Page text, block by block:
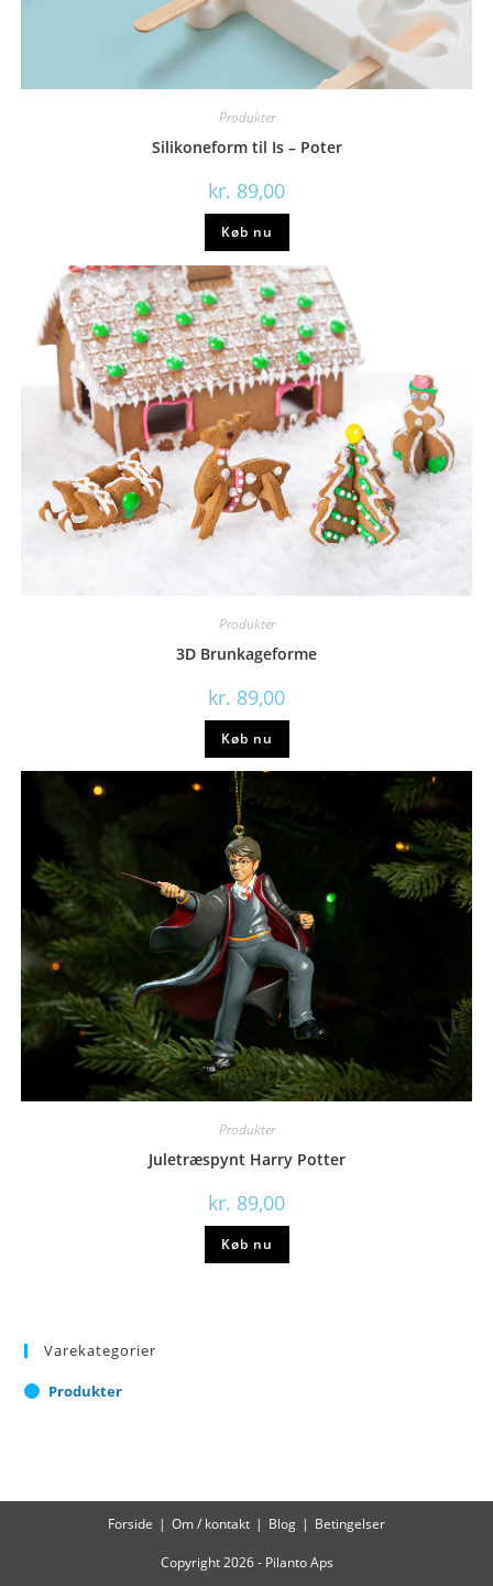
Produkter
Silikoneform til Is – Poter
kr. 89,00
Køb nu
Produkter
3D Brunkageforme
kr. 89,00
Køb nu
Produkter
Juletræspynt Harry Potter
kr. 89,00
Køb nu
Varekategorier
Produkter
Forside Om / kontakt Blog Betingelser
Copyright 2026 - Pilanto Aps